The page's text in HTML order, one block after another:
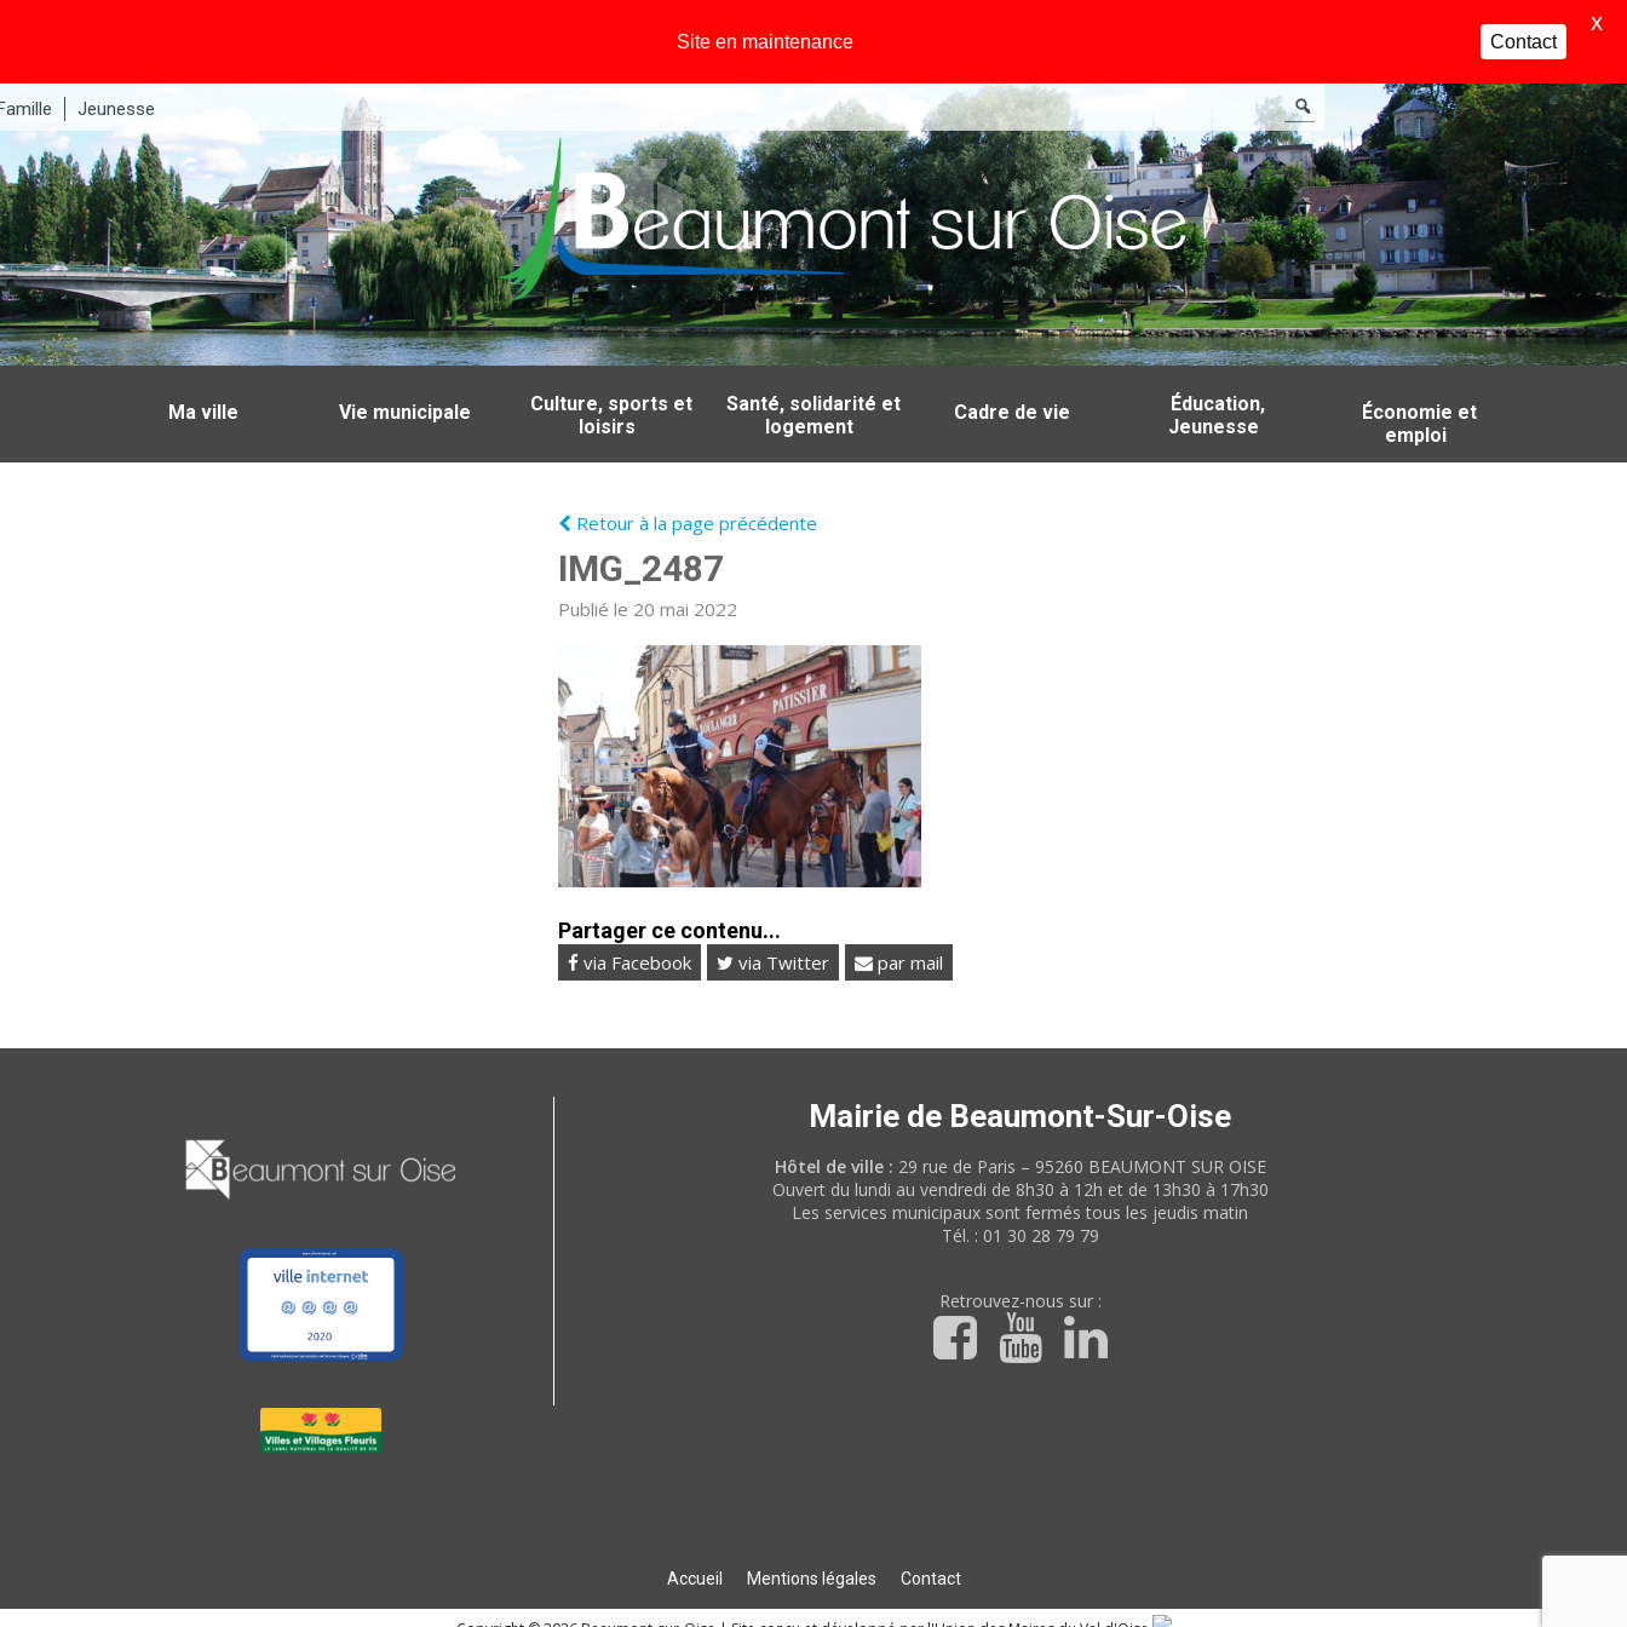
Jeunesse
Ma ville Vie municipale
Culture, sports et
loisirs
Santé, solidarité et
logement
Cadre de vie
Éducation,
Jeunesse
Économie et
emploi
Retour à la page précédente
IMG_2487
Publié le 20 mai 2022
Partager ce contenu...
via Facebook via Twitter par mail
Mairie de Beaumont-Sur-Oise
Hôtel de ville : 29 rue de Paris – 95260 BEAUMONT SUR OISE
Ouvert du lundi au vendredi de 8h30 à 12h et de 13h30 à 17h30
Les services municipaux sont fermés tous les jeudis matin
Tél. : 01 30 28 79 79
Retrouvez-nous sur :
Accueil Mentions légales Contact
Site en maintenance Contact
X